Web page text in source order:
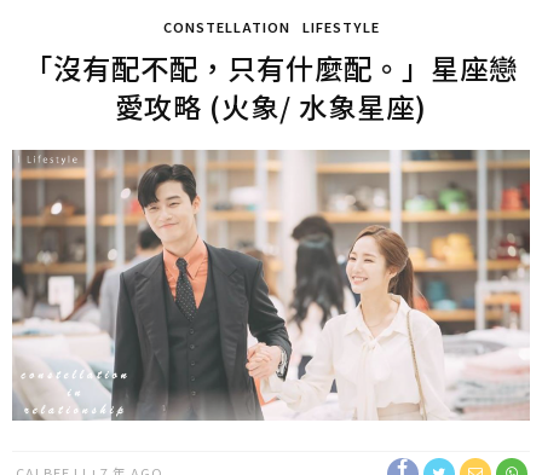
CONSTELLATION LIFESTYLE
「沒有配不配，只有什麼配。」星座戀
愛攻略 (火象/ 水象星座)